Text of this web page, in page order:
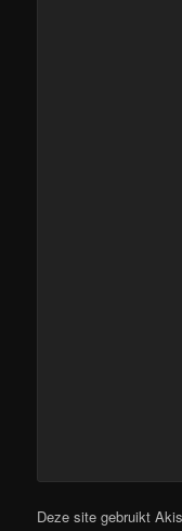
Deze site gebruikt